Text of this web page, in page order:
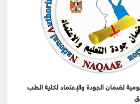
لضمان الجودة والإعتماد لكلية الطب